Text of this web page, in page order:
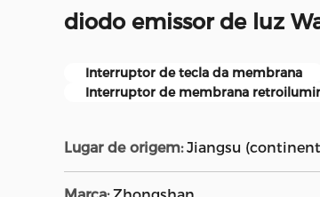
diodo emissor de luz
Interruptor de tecla da membrana
Interruptor de membrana
Lugar de origem: Jiangsu